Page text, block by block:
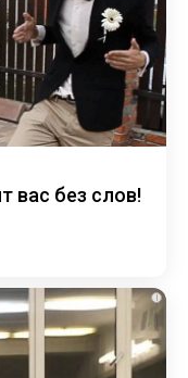
вас без слов!
i